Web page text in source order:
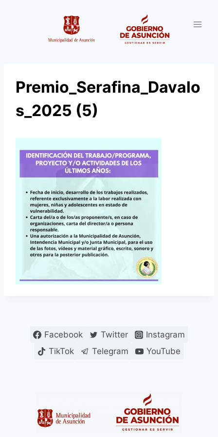
Premio_Serafina_Davalo
s_2025 (5)
Facebook Twitter
Instagram
TikTok
Telegram YouTube